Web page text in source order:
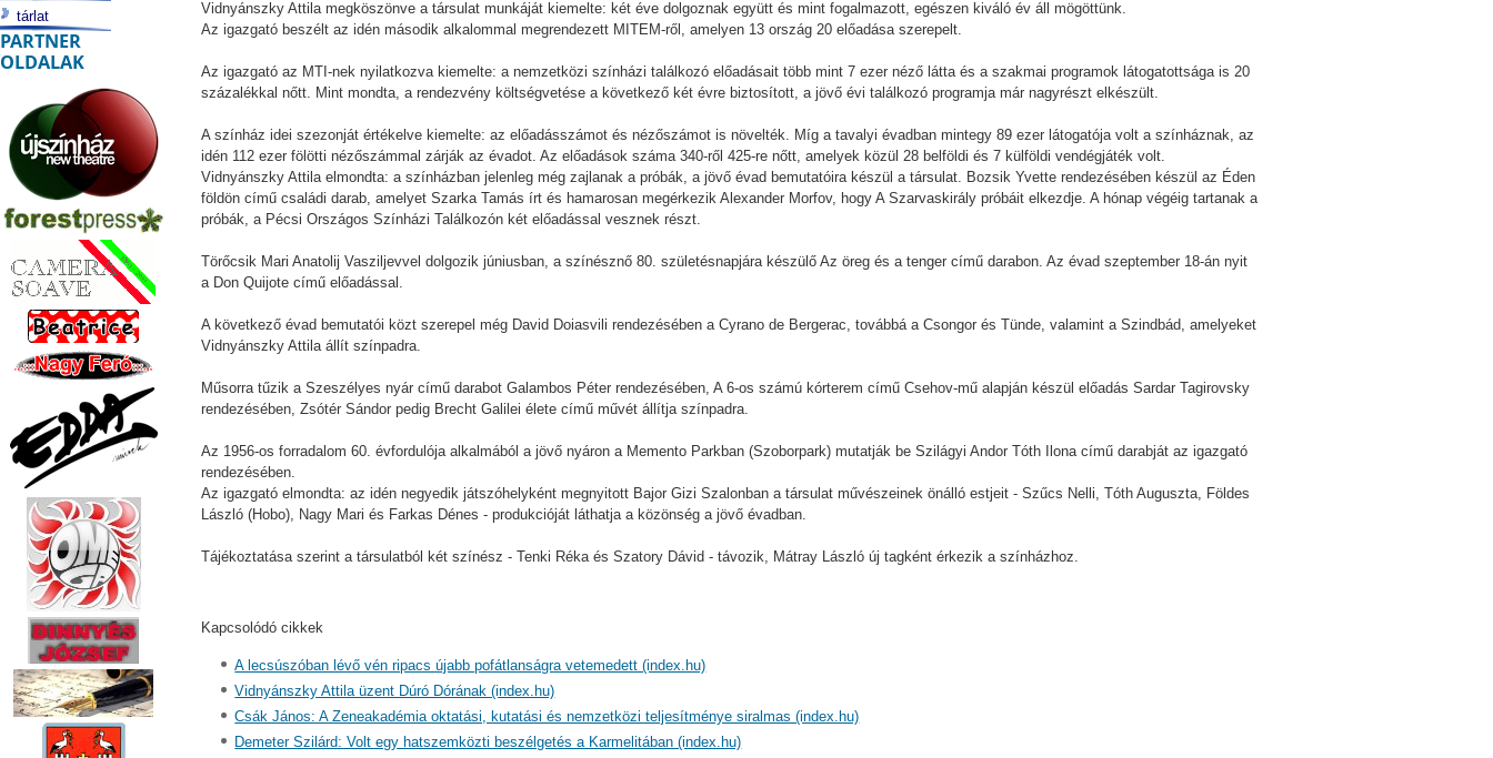
Vidnyánszky Attila megköszönve a társulat munkáját kiemelte: két éve dolgoznak együtt és mint fogalmazott, egészen kiváló év áll mögöttünk.
Az igazgató beszélt az idén második alkalommal megrendezett MITEM-ről, amelyen 13 ország 20 előadása szerepelt.
Az igazgató az MTI-nek nyilatkozva kiemelte: a nemzetközi színházi találkozó előadásait több mint 7 ezer néző látta és a szakmai programok látogatottsága is 20
százalékkal nőtt. Mint mondta, a rendezvény költségvetése a következő két évre biztosított, a jövő évi találkozó programja már nagyrészt elkészült.
A színház idei szezonját értékelve kiemelte: az előadásszámot és nézőszámot is növelték. Míg a tavalyi évadban mintegy 89 ezer látogatója volt a színháznak, az
idén 112 ezer fölötti nézőszámmal zárják az évadot. Az előadások száma 340-ről 425-re nőtt, amelyek közül 28 belföldi és 7 külföldi vendégjáték volt.
Vidnyánszky Attila elmondta: a színházban jelenleg még zajlanak a próbák, a jövő évad bemutatóira készül a társulat. Bozsik Yvette rendezésében készül az Éden
földön című családi darab, amelyet Szarka Tamás írt és hamarosan megérkezik Alexander Morfov, hogy A Szarvaskirály próbáit elkezdje. A hónap végéig tartanak a
próbák, a Pécsi Országos Színházi Találkozón két előadással vesznek részt.
Törőcsik Mari Anatolij Vasziljevvel dolgozik júniusban, a színésznő 80. születésnapjára készülő Az öreg és a tenger című darabon. Az évad szeptember 18-án nyit
a Don Quijote című előadással.
A következő évad bemutatói közt szerepel még David Doiasvili rendezésében a Cyrano de Bergerac, továbbá a Csongor és Tünde, valamint a Szindbád, amelyeket
Vidnyánszky Attila állít színpadra.
Műsorra tűzik a Szeszélyes nyár című darabot Galambos Péter rendezésében, A 6-os számú kórterem című Csehov-mű alapján készül előadás Sardar Tagirovsky
rendezésében, Zsótér Sándor pedig Brecht Galilei élete című művét állítja színpadra.
Az 1956-os forradalom 60. évfordulója alkalmából a jövő nyáron a Memento Parkban (Szoborpark) mutatják be Szilágyi Andor Tóth Ilona című darabját az igazgató
rendezésében.
Az igazgató elmondta: az idén negyedik játszóhelyként megnyitott Bajor Gizi Szalonban a társulat művészeinek önálló estjeit - Szűcs Nelli, Tóth Auguszta, Földes
László (Hobo), Nagy Mari és Farkas Dénes - produkcióját láthatja a közönség a jövő évadban.
Tájékoztatása szerint a társulatból két színész - Tenki Réka és Szatory Dávid - távozik, Mátray László új tagként érkezik a színházhoz.
Kapcsolódó cikkek
A lecsúszóban lévő vén ripacs újabb pofátlanságra vetemedett (index.hu)
Vidnyánszky Attila üzent Dúró Dórának (index.hu)
Csák János: A Zeneakadémia oktatási, kutatási és nemzetközi teljesítménye siralmas (index.hu)
Demeter Szilárd: Volt egy hatszemközti beszélgetés a Karmelitában (index.hu)
tárlat
PARTNER
OLDALAK